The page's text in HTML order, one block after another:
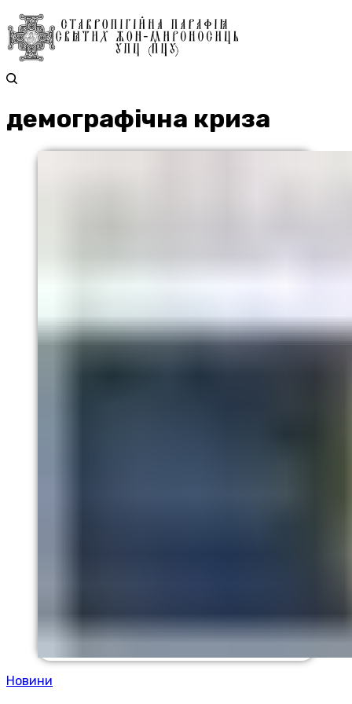
демографічна криза
Новини